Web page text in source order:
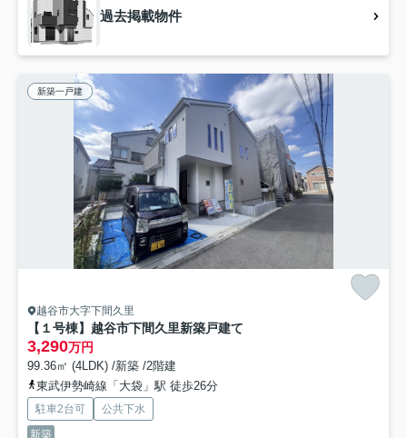
過去掲載物件
新築一戸建
越谷市大字下間久里
【１号棟】越谷市下間久里新築戸建て
3,290万円
99.36㎡ (4LDK) /新築 /2階建
東武伊勢崎線「大袋」駅 徒歩26分
駐車2台可
公共下水
新築